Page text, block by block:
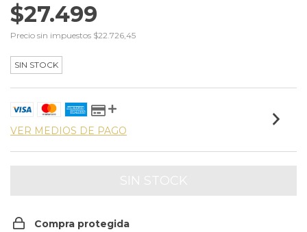
$27.499
Precio sin impuestos $22.726,45
SIN STOCK
VER MEDIOS DE PAGO
Compra protegida